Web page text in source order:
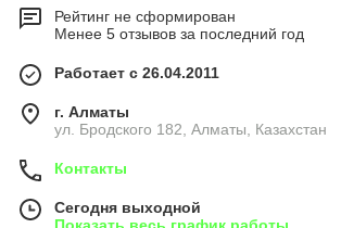
Рейтинг не сформирован
Менее 5 отзывов за последний год
Работает с 26.04.2011
г. Алматы
ул. Бродского 182, Алматы, Казахстан
Контакты
Сегодня выходной